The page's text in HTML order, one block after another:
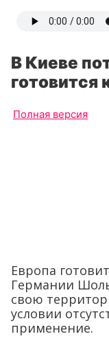
В Киеве
готовится
Полная версия
Европа
Германии
свою
условии
применение.